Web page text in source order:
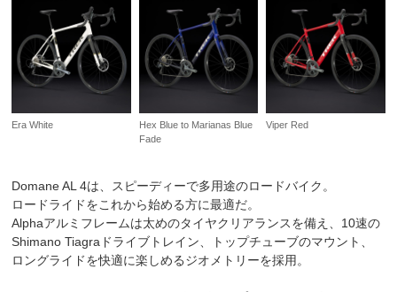
Era White
Hex Blue to Marianas Blue
Fade
Viper Red
Domane AL 4は、スピーディーで多用途のロードバイク。
ロードライドをこれから始める方に最適だ。
Alphaアルミフレームは太めのタイヤクリアランスを備え、10速の
Shimano Tiagraドライブトレイン、トップチューブのマウント、
ロングライドを快適に楽しめるジオメトリーを採用。